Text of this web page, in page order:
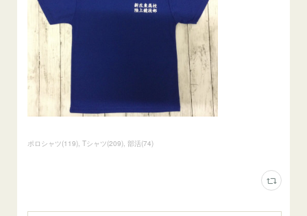
ポロシャツ(119) Tシャツ(209) 部活(74)